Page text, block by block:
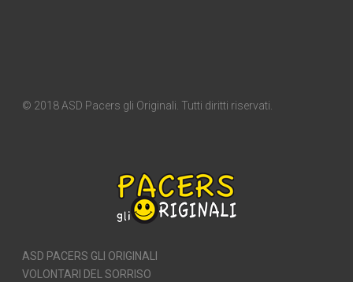
© 2018 ASD Pacers gli Originali. Tutti diritti riservati.
ASD PACERS GLI ORIGINALI
VOLONTARI DEL SORRISO